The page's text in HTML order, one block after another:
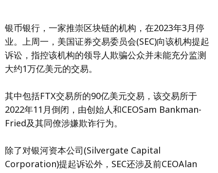
银币银行，一家推崇区块链的机构，在2023年3月停
业。上周一，美国证券交易委员会(SEC)向该机构提起
诉讼，指控该机构的领导人欺骗公众并未能充分监测
大约1万亿美元的交易。
其中包括FTX交易所的90亿美元交易，该交易所于
2022年11月倒闭，由创始人和CEOSam Bankman-
Fried及其同僚涉嫌欺诈行为。
除了对银河资本公司(Silvergate Capital
Corporation)提起诉讼外，SEC还涉及前CEOAlan